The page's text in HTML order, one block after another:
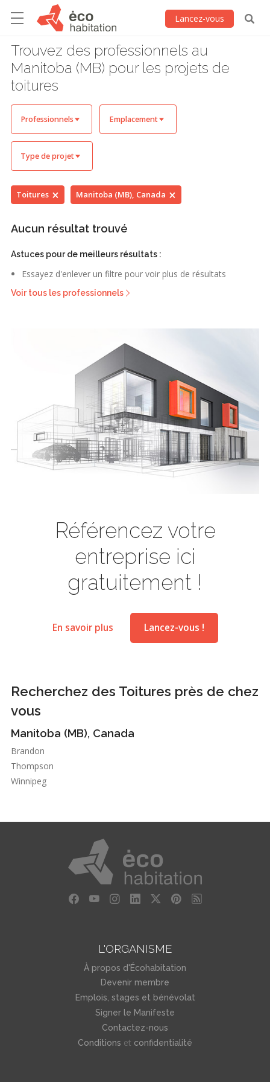
Lancez-vous
Trouvez des professionnels au
Manitoba (MB) pour les projets de
toitures
Professionnels Emplacement
Type de projet
Toitures Manitoba (MB), Canada
Aucun résultat trouvé
Astuces pour de meilleurs résultats :
Essayez d'enlever un filtre pour voir plus de résultats
Voir tous les professionnels
Référencez votre
entreprise ici
gratuitement !
En savoir plus Lancez-vous !
Recherchez des Toitures près de chez
vous
Manitoba (MB), Canada
Brandon
Thompson
Winnipeg
L'ORGANISME
À propos d'Écohabitation
Devenir membre
Emplois, stages et bénévolat
Signer le Manifeste
Contactez-nous
Conditions et confidentialité